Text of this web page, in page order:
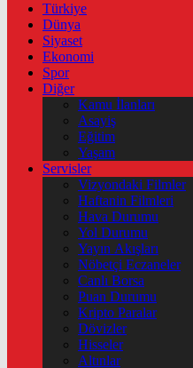
Türkiye
Dünya
Siyaset
Ekonomi
Spor
Diğer
Kamu İlanları
Asayiş
Eğitim
Yaşam
Servisler
Vizyondaki Filmler
Haftanin Filmleri
Hava Durumu
Yol Durumu
Yayın Akışları
Nöbetçi Eczaneler
Canlı Borsa
Puan Durumu
Kripto Paralar
Dövizler
Hisseler
Altınlar